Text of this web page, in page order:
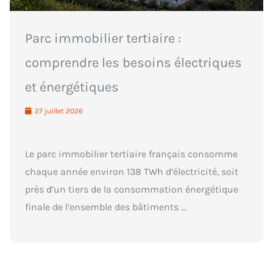
Parc immobilier tertiaire :
comprendre les besoins électriques
et énergétiques
27 juillet 2026
Le parc immobilier tertiaire français consomme
chaque année environ 138 TWh d’électricité, soit
près d’un tiers de la consommation énergétique
finale de l’ensemble des bâtiments ...